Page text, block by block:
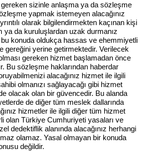
sizinle anlaşma ya da sözleşme
yapmak istemeyen alacağınız
olarak bilgilendirmekten kaçınan kişi
ya da kuruluşlardan uzak durmanız
konuda oldukça hassas ve ehemmiyetli
gereğini yerine getirmektedir. Verilecek
gereken hizmet başlamadan önce
Bu sözleşme haklarından haberdar
alacağınız hizmet ile ilgili
olmanızı sağlayacağı gibi hizmet
olacak olan bir güvencedir. Bu alanda
de diğer tüm meslek dallarında
hizmetler ile ilgili diğer tüm hizmet
olan Türkiye Cumhuriyeti yasaları ve
dedektiflik alanında alacağınız herhangi
olamaz. Yasal olmayan bir konuda
değildir.